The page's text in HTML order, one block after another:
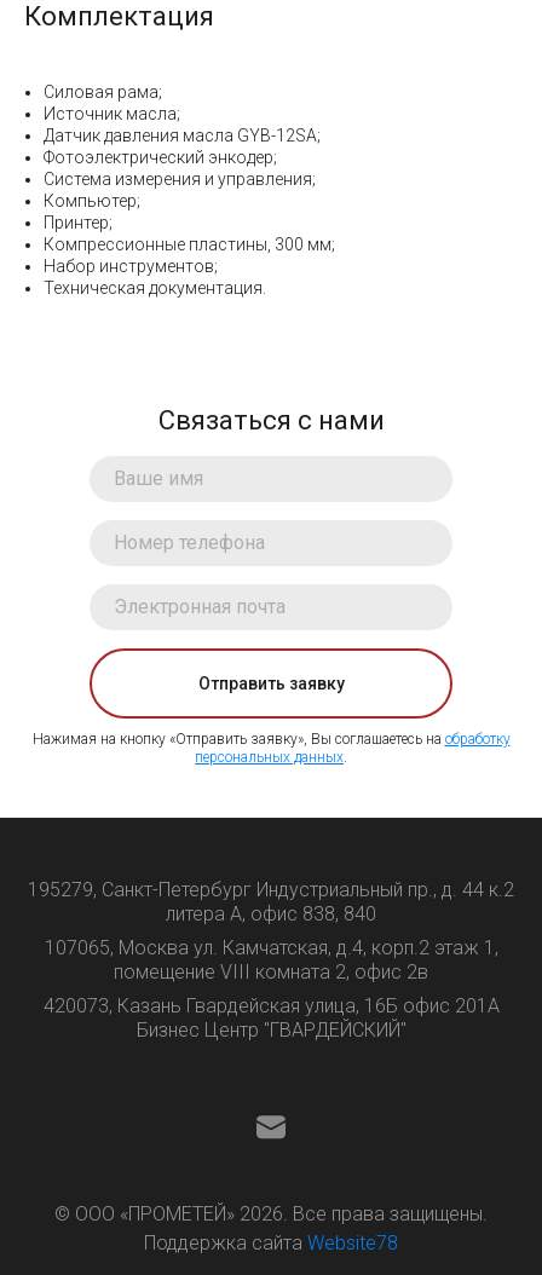
Комплектация
Силовая рама;
Источник масла;
Датчик давления масла GYB-12SA;
Фотоэлектрический энкодер;
Система измерения и управления;
Компьютер;
Принтер;
Компрессионные пластины, 300 мм;
Набор инструментов;
Техническая документация.
Связаться с нами
Отправить заявку
Нажимая на кнопку «Отправить заявку», Вы соглашаетесь на обработку
персональных данных.
195279, Санкт-Петербург Индустриальный пр., д. 44 к.2
литера А, офис 838, 840
107065, Москва ул. Камчатская, д.4, корп.2 этаж 1,
помещение VIII комната 2, офис 2в
420073, Казань Гвардейская улица, 16Б офис 201А
Бизнес Центр "ГВАРДЕЙСКИЙ"
© ООО «ПРОМЕТЕЙ» 2026. Все права защищены.
Поддержка сайта Website78